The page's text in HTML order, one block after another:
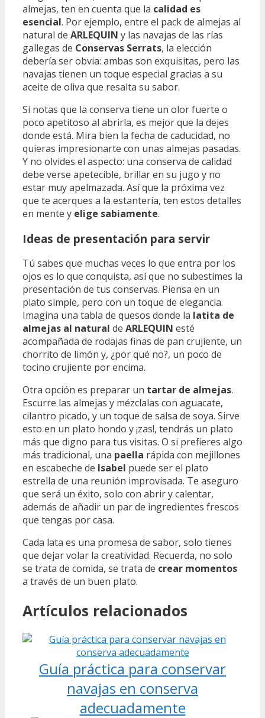
almejas, ten en cuenta que la calidad es
esencial. Por ejemplo, entre el pack de almejas al
natural de ARLEQUIN y las navajas de las rías
gallegas de Conservas Serrats, la elección
debería ser obvia: ambas son exquisitas, pero las
navajas tienen un toque especial gracias a su
aceite de oliva que resalta su sabor.
Si notas que la conserva tiene un olor fuerte o
poco apetitoso al abrirla, es mejor que la dejes
donde está. Mira bien la fecha de caducidad, no
quieras impresionarte con unas almejas pasadas.
Y no olvides el aspecto: una conserva de calidad
debe verse apetecible, brillar en su jugo y no
estar muy apelmazada. Así que la próxima vez
que te acerques a la estantería, ten estos detalles
en mente y elige sabiamente.
Ideas de presentación para servir
Tú sabes que muchas veces lo que entra por los
ojos es lo que conquista, así que no subestimes la
presentación de tus conservas. Piensa en un
plato simple, pero con un toque de elegancia.
Imagina una tabla de quesos donde la latita de
almejas al natural de ARLEQUIN esté
acompañada de rodajas finas de pan crujiente, un
chorrito de limón y, ¿por qué no?, un poco de
tocino crujiente por encima.
Otra opción es preparar un tartar de almejas.
Escurre las almejas y mézclalas con aguacate,
cilantro picado, y un toque de salsa de soya. Sirve
esto en un plato hondo y ¡zas!, tendrás un plato
más que digno para tus visitas. O si prefieres algo
más tradicional, una paella rápida con mejillones
en escabeche de Isabel puede ser el plato
estrella de una reunión improvisada. Te aseguro
que será un éxito, solo con abrir y calentar,
además de añadir un par de ingredientes frescos
que tengas por casa.
Cada lata es una promesa de sabor, solo tienes
que dejar volar la creatividad. Recuerda, no solo
se trata de comida, se trata de crear momentos
a través de un buen plato.
Artículos relacionados
Guía práctica para conservar
navajas en conserva
adecuadamente